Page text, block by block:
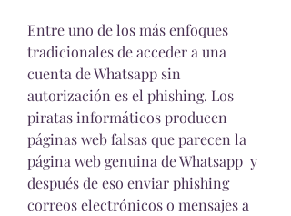
Entre uno de los más enfoques
tradicionales de acceder a una
cuenta de Whatsapp sin
autorización es el phishing. Los
piratas informáticos producen
páginas web falsas que parecen la
página web genuina de Whatsapp  y
después de eso enviar phishing
correos electrónicos o mensajes a